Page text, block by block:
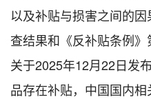
以及补贴与损害之间的
查结果和《反补贴条例
关于2025年12月22日发
品存在补贴，中国国内